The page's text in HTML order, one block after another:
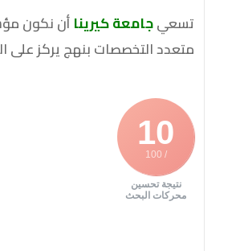
تسعيجامعة كيريناأن نكون
متعدد التخصصات بنهج يركز على
10
/ 100
نتيجة تحسين
محركات البحث